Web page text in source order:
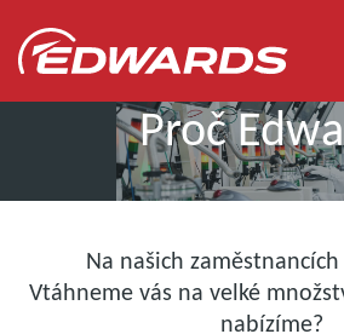
Proč
Na našich
Vtáhneme vás na velké
nabízíme?